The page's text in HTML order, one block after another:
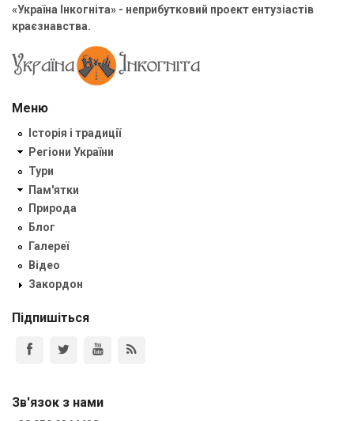
«Україна Інкогніта» - неприбутковий проект ентузіастів
краєзнавства.
Меню
Історія і традиції
Регіони України
Тури
Пам'ятки
Природа
Блог
Галереї
Відео
Закордон
Підпишіться
Зв'язок з нами